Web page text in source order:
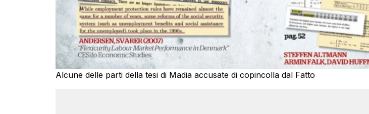
Alcune delle parti della tesi di Madia accusate di copincolla dal Fatto